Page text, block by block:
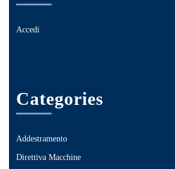
Accedi
Categories
Addestramento
Direttiva Macchine